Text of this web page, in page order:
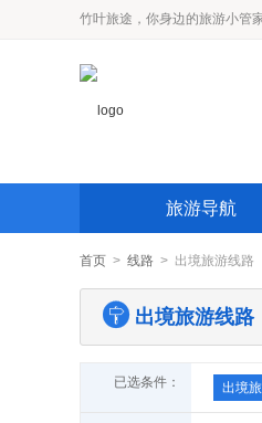
竹叶旅途，你身边的旅游小
旅游导航
首页 > 线路 > 出境旅游线路
出境旅游线路
已选条件： 出境